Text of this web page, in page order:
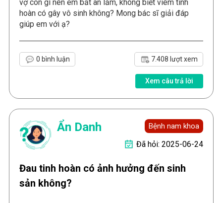
vợ con gì nên em bất an lắm, không biết viêm tinh
hoàn có gây vô sinh không? Mong bác sĩ giải đáp
giúp em với ạ?
0 bình luận 7.408 lượt xem
Xem câu trả lời
Ẩn Danh Bệnh nam khoa
Đã hỏi: 2025-06-24
Đau tinh hoàn có ảnh hưởng đến sinh
sản không?